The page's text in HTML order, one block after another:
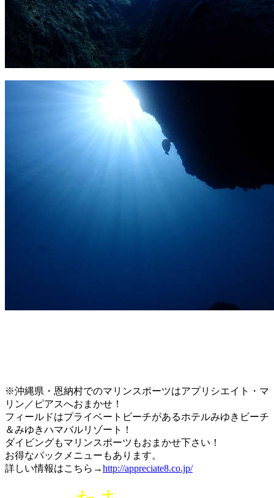
※沖縄県・恩納村でのマリンスポーツはアプリシエイト・マ
リン／ピアスへおまかせ！
フィールドはプライベートビーチがあるホテルみゆきビーチ
＆みゆきハマバルリゾート！
ダイビングもマリンスポーツもおまかせ下さい！
お得なパックメニューもあります。
詳しい情報はこちら→http://appreciate8.co.jp/